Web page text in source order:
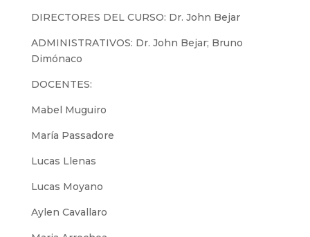
DIRECTORES DEL CURSO: Dr. John Bejar
ADMINISTRATIVOS: Dr. John Bejar; Bruno
Dimónaco
DOCENTES:
Mabel Muguiro
María Passadore
Lucas Llenas
Lucas Moyano
Aylen Cavallaro